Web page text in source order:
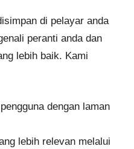
di pelayar anda
peranti anda dan
lebih baik. Kami
dengan laman
lebih relevan melalui